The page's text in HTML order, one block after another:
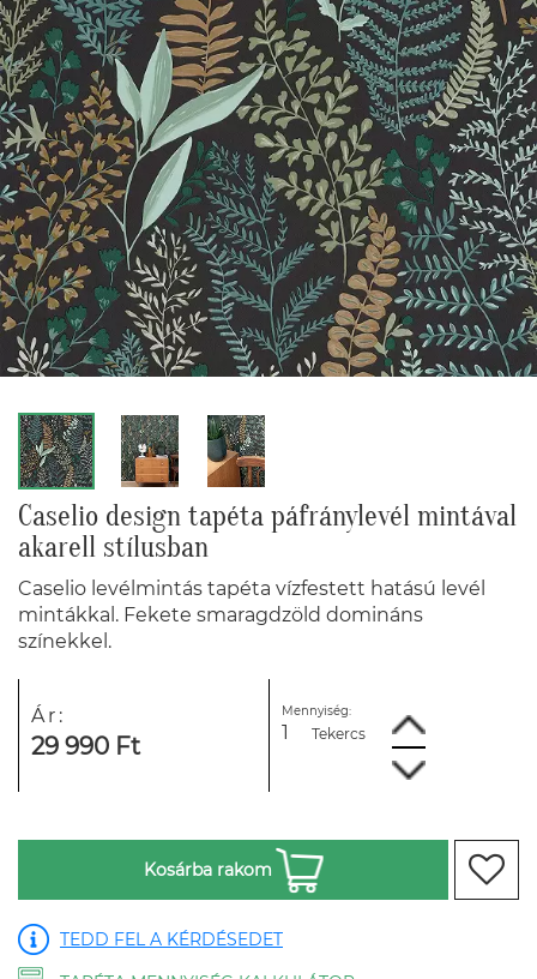
Caselio design tapéta páfránylevél mintával
akarell stílusban
Caselio levélmintás tapéta vízfestett hatású levél
mintákkal. Fekete smaragdzöld domináns
színekkel.
Ár:
29 990 Ft
Mennyiség:
Tekercs
Kosárba rakom
TEDD FEL A KÉRDÉSEDET